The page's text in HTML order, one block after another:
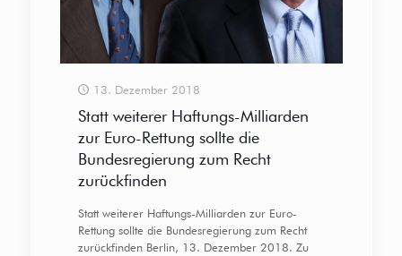
13. Dezember 2018
Statt weiterer Haftungs-Milliarden
zur Euro-Rettung sollte die
Bundesregierung zum Recht
zurückfinden
Statt weiterer Haftungs-Milliarden zur Euro-
Rettung sollte die Bundesregierung zum Recht
zurückfinden Berlin, 13. Dezember 2018. Zu